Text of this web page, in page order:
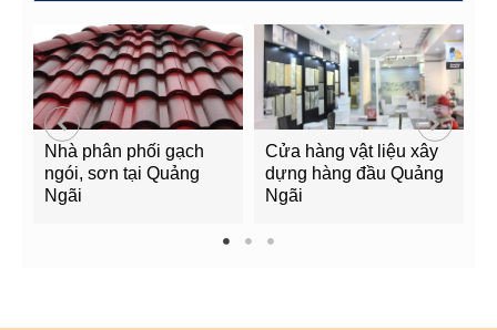
Nhà phân phối gạch
ngói, sơn tại Quảng
Ngãi
Cửa hàng vật liệu xây
dựng hàng đầu Quảng
Ngãi
1 2 3